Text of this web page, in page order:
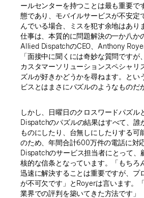
ールセンターを持つことは最も重要で
態であり、モバイルサービスが不安定
んでいる場合、ミスを犯す余地はあり
仕事は、本質的に問題解決の一か八か
Allied DispatchのCEO、Anthony
「面接中に聞くには奇妙な質問ですが
カスタマーソリューションスペシャリ
ズルが好きかどうかを尋ねます。とい
ビスとはまさにパズルのようなものだ
しかし、日曜日のクロスワードパズル
Dispatchのパズルの結果はすべて、誰
ものにしたり、台無しにしたりする可
のため、年間合計600万件の電話に対
Dispatchのサービス担当者にとって、
核的な信条となっています。「もちろ
迅速に解決することは重要ですが、プ
が不可欠です」とRoyerは言います。
業界での評判を築いてきた方法です」